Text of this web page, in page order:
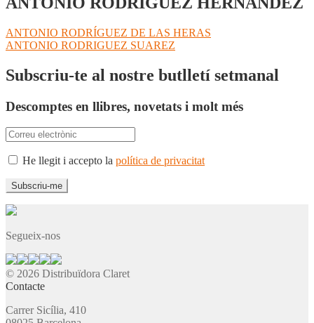
Navegació
d'entrades
Entrada
anterior:
ANTONIO RODRÍGUEZ DE LAS HERAS
Pròxima
ANTONIO RODRIGUEZ SUAREZ
Subscriu-te al nostre butlletí setmanal
Descomptes en llibres, novetats i molt més
He llegit i accepto la política de privacitat
Segueix-nos
© 2026 Distribuïdora Claret
Contacte
Carrer Sicília, 410